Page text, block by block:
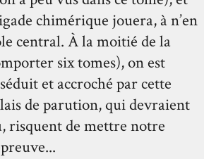
chimérique jouera, à n’en
central. À la moitié de la
six tomes), on est
et accroché par cette
de parution, qui devraient
risquent de mettre notre